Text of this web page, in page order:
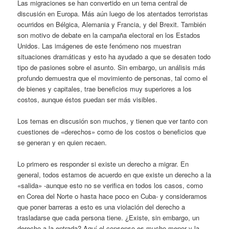
Las migraciones se han convertido en un tema central de
discusión en Europa. Más aún luego de los atentados terroristas
ocurridos en Bélgica, Alemania y Francia, y del Brexit. También
son motivo de debate en la campaña electoral en los Estados
Unidos. Las imágenes de este fenómeno nos muestran
situaciones dramáticas y esto ha ayudado a que se desaten todo
tipo de pasiones sobre el asunto. Sin embargo, un análisis más
profundo demuestra que el movimiento de personas, tal como el
de bienes y capitales, trae beneficios muy superiores a los
costos, aunque éstos puedan ser más visibles.
Los temas en discusión son muchos, y tienen que ver tanto con
cuestiones de «derechos» como de los costos o beneficios que
se generan y en quien recaen.
Lo primero es responder si existe un derecho a migrar. En
general, todos estamos de acuerdo en que existe un derecho a la
«salida» -aunque esto no se verifica en todos los casos, como
en Corea del Norte o hasta hace poco en Cuba- y consideramos
que poner barreras a esto es una violación del derecho a
trasladarse que cada persona tiene. ¿Existe, sin embargo, un